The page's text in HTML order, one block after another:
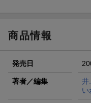
商品情報
発売日
著者／編集 井
い